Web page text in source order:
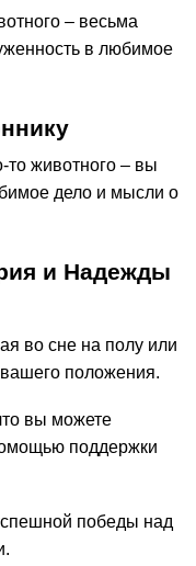
– весьма
в любимое
то животного – вы
дело и мысли о
и Надежды
во сне на полу или
положения.
вы можете
поддержки
победы над